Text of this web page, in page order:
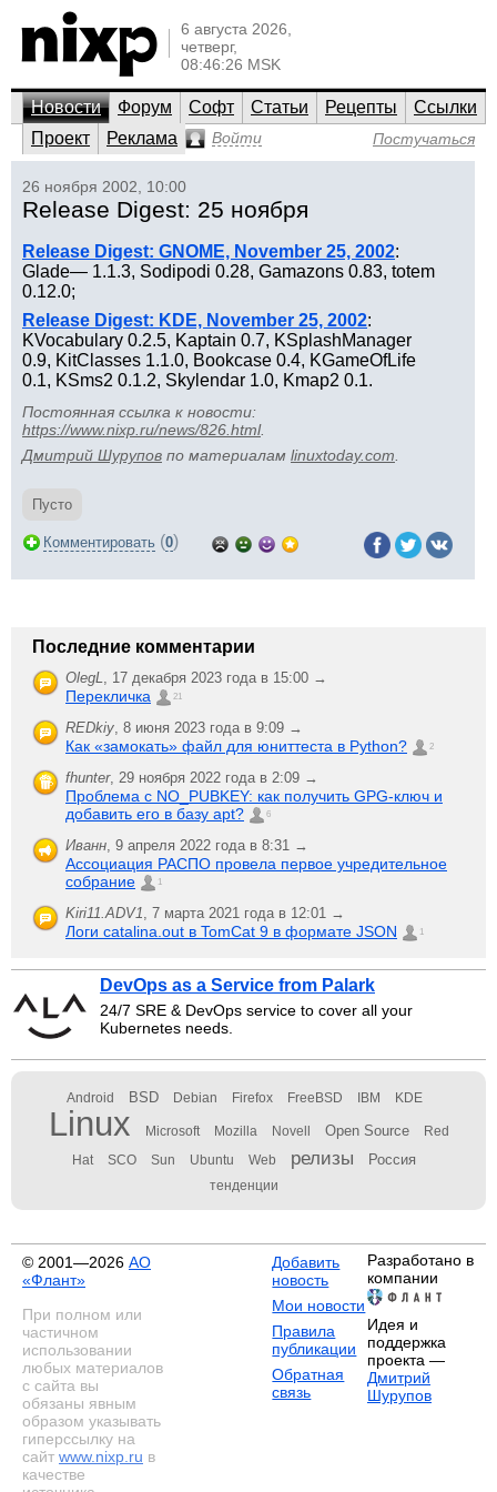
6 августа 2026,
четверг,
08:46:26 MSK
Новости Форум Софт Статьи Рецепты
Ссылки
Проект
Реклама Войти Постучаться
26 ноября 2002, 10:00
Release Digest: 25 ноября
Release Digest: GNOME, November 25, 2002:
Glade— 1.1.3, Sodipodi 0.28, Gamazons 0.83, totem
0.12.0;
Release Digest: KDE, November 25, 2002:
KVocabulary 0.2.5, Kaptain 0.7, KSplashManager
0.9, KitClasses 1.1.0, Bookcase 0.4, KGameOfLife
0.1, KSms2 0.1.2, Skylendar 1.0, Kmap2 0.1.
Постоянная ссылка к новости:
https://www.nixp.ru/news/826.html.
Дмитрий Шурупов по материалам linuxtoday.com
Пусто
Комментировать (0)
Последние комментарии
OlegL, 17 декабря 2023 года в 15:00 →
Перекличка 21
REDkiy, 8 июня 2023 года в 9:09 →
Как «замокать» файл для юниттеста в Python? 2
fhunter, 29 ноября 2022 года в 2:09 →
Проблема с NO_PUBKEY: как получить GPG-ключ и
добавить его в базу apt?
6
Иванн, 9 апреля 2022 года в 8:31 →
Ассоциация РАСПО провела первое учредительное
собрание
1
Kiri11.ADV1, 7 марта 2021 года в 12:01 →
Логи catalina.out в TomCat 9 в формате JSON 1
DevOps as a Service from Palark
24/7 SRE & DevOps service to cover all your
Kubernetes needs.
Android BSD Debian Firefox FreeBSD IBM KDE
Linux Microsoft Mozilla Novell Open Source Red
Hat SCO Sun Ubuntu Web релизы Россия
тенденции
© 2001—2026 АО
«Флант»
При полном или
частичном
использовании
любых материалов
с сайта вы
обязаны явным
образом указывать
гиперссылку на
сайт www.nixp.ru в
качестве
Добавить
новость
Мои новости
Правила
публикации
Обратная
связь
Разработано в
компании
Идея и
поддержка
проекта —
Дмитрий
Шурупов